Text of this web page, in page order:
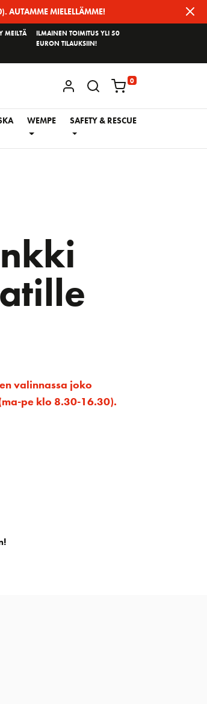
AUTAMME MIELELLÄMME!
MEILTÄ
ILMAINEN TOIMITUS YLI 50
EURON TILAUKSIIN!
KIRJAUDU / REKISTERÖIDY
0
WEMPE SAFETY & RESCUE
valinnassa joko
pe klo 8.30-16.30).